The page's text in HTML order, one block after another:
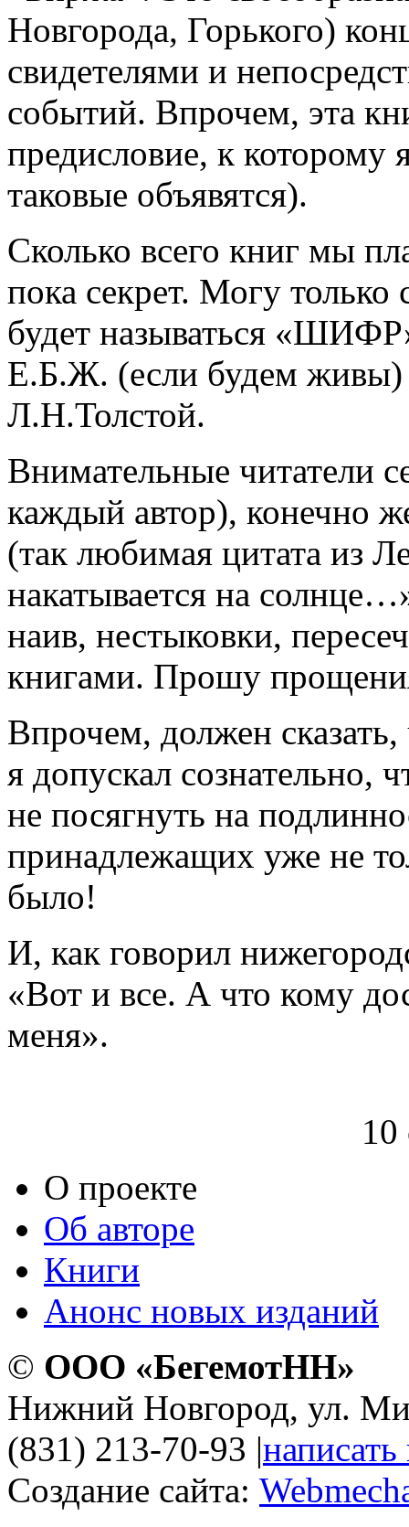
Новгорода, Горького)
свидетелями и
событий. Впрочем, эта
предисловие, к которому
таковые объявятся).
Сколько всего книг мы
пока секрет. Могу только
будет называться
Е.Б.Ж. (если будем живы)
Л.Н.Толстой.
Внимательные читатели
каждый автор), конечно
(так любимая цитата из
накатывается на
наив, нестыковки,
книгами. Прошу
Впрочем, должен
я допускал сознательно,
не посягнуть на
принадлежащих уже не
было!
И, как говорил
«Вот и все. А что кому
меня».
10
О проекте
Об авторе
Книги
Анонс новых изданий
© ООО «БегемотНН»
Нижний Новгород, ул.
(831) 213-70-93 |
Создание сайта: